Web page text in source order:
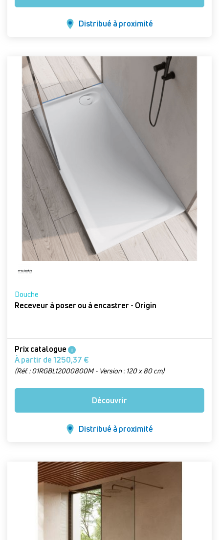
Distribué à proximité
Douche
Receveur à poser ou à encastrer - Origin
Prix catalogue i
À partir de 1250,37 €
(Réf. : 01RGBL12000800M - Version : 120 x 80 cm)
Découvrir
Distribué à proximité